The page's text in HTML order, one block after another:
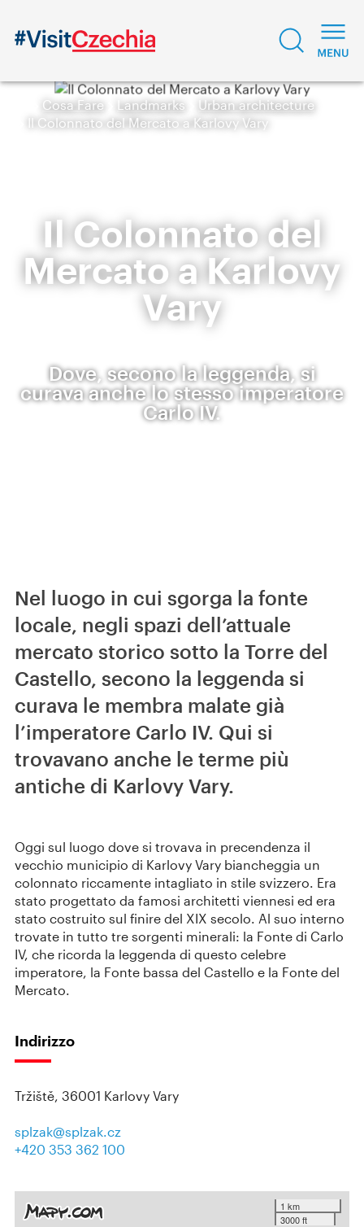
Cosa Fare Landmarks
Urban architecture
Il Colonnato del Mercato a Karlovy Vary
Il Colonnato del
Mercato a Karlovy
Vary
Dove, secono la leggenda, si
curava anche lo stesso imperatore
Carlo IV.
Nel luogo in cui sgorga la fonte
locale, negli spazi dell’attuale
mercato storico sotto la Torre del
Castello, secono la leggenda si
curava le membra malate già
l’imperatore Carlo IV. Qui si
trovavano anche le terme più
antiche di Karlovy Vary.
Oggi sul luogo dove si trovava in precendenza il
vecchio municipio di Karlovy Vary biancheggia un
colonnato riccamente intagliato in stile svizzero. Era
stato progettato da famosi architetti viennesi ed era
stato costruito sul finire del XIX secolo. Al suo interno
trovate in tutto tre sorgenti minerali: la Fonte di Carlo
IV, che ricorda la leggenda di questo celebre
imperatore, la Fonte bassa del Castello e la Fonte del
Mercato.
Indirizzo
Tržiště, 36001 Karlovy Vary
splzak@splzak.cz
+420 353 362 100
1 km
3000 ft